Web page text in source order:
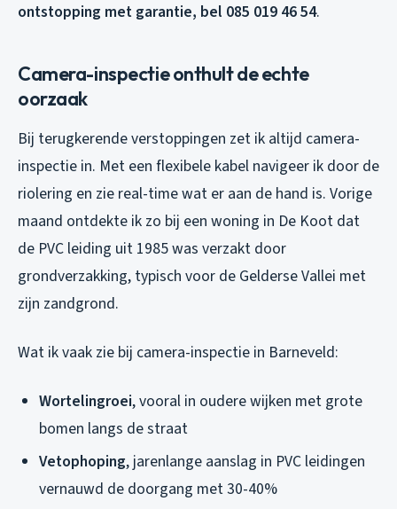
ontstopping met garantie, bel 085 019 46 54.
Camera-inspectie onthult de echte
oorzaak
Bij terugkerende verstoppingen zet ik altijd camera-
inspectie in. Met een flexibele kabel navigeer ik door de
riolering en zie real-time wat er aan de hand is. Vorige
maand ontdekte ik zo bij een woning in De Koot dat
de PVC leiding uit 1985 was verzakt door
grondverzakking, typisch voor de Gelderse Vallei met
zijn zandgrond.
Wat ik vaak zie bij camera-inspectie in Barneveld:
Wortelingroei, vooral in oudere wijken met grote
bomen langs de straat
Vetophoping, jarenlange aanslag in PVC leidingen
vernauwd de doorgang met 30-40%